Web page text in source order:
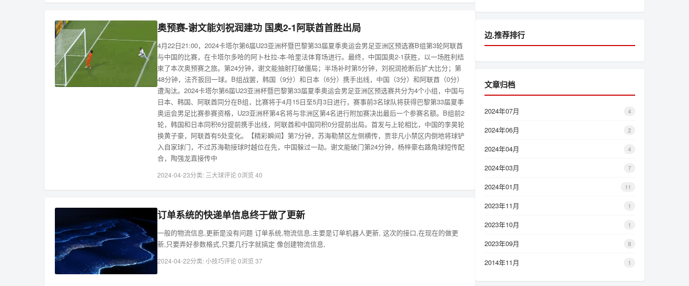
奥预赛-谢文能刘祝润建功 国奥2-1阿联酋首胜出局
4月22日21:00，2024卡塔尔第6届U23亚洲杯暨巴黎第33届夏季奥运会男足亚洲区预选赛B组第3轮阿联酋
与中国的比赛，在卡塔尔多哈的阿卜杜拉-本-哈里法体育场进行。最终，中国国奥2-1获胜，以一场胜利结
束了本次奥预赛之旅。第24分钟，谢文能抽射打破僵局；半场补时第5分钟，刘祝润抢断后扩大比分；第
48分钟，法齐扳回一球。B组战罢，韩国（9分）和日本（6分）携手出线，中国（3分）和阿联酋（0分）
遭淘汰。2024卡塔尔第6届U23亚洲杯暨巴黎第33届夏季奥运会男足亚洲区预选赛共分为4个小组，中国与
日本、韩国、阿联酋同分在B组，比赛将于4月15日至5月3日进行，赛事前3名球队将获得巴黎第33届夏季
奥运会男足比赛参赛资格，U23亚洲杯第4名将与非洲区第4名进行附加赛决出最后一个参赛名额。B组前2
轮，韩国和日本同积6分提前携手出线，阿联酋和中国同积0分提前出局。首发与上轮相比，中国的李昊轮
换黄子豪，阿联酋有5处变化。【精彩瞬间】第7分钟，苏海勒禁区左侧横传，贾非凡小禁区内倒地将球铲
入自家球门，不过苏海勒接球时越位在先，中国躲过一劫。谢文能破门第24分钟，杨梓豪右路角球短传配
合，陶强龙直接传中
2024-04-23分类: 三大球评论 0浏览 40
订单系统的快递单信息终于做了更新
一般的物流信息,更新是没有问题 订单系统,物流信息,主要是订单机器人更新, 这次的接口,在现在的做更
新,只要弄好参数格式,只要几行字就搞定 像创建物流信息,
2024-04-22分类:小技巧评论 0浏览 37
边.推荐排行
文章归档
2024年07月 4
2024年06月 2
2024年04月 4
2024年03月 7
2024年01月 11
2023年11月 1
2023年10月 1
2023年09月 8
2014年11月 1